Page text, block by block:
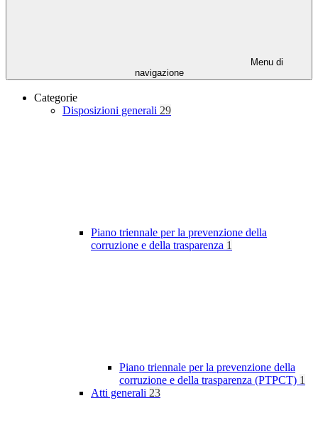
Menu di
navigazione
Categorie
Disposizioni generali 29
Piano triennale per la prevenzione della
corruzione e della trasparenza 1
Piano triennale per la prevenzione della
corruzione e della trasparenza (PTPCT) 1
Atti generali 23